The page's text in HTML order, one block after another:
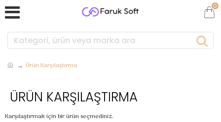
0
Ürün Karşılaştırma
ÜRÜN KARŞILAŞTIRMA
Karşılaştırmak için bir ürün seçmediniz.